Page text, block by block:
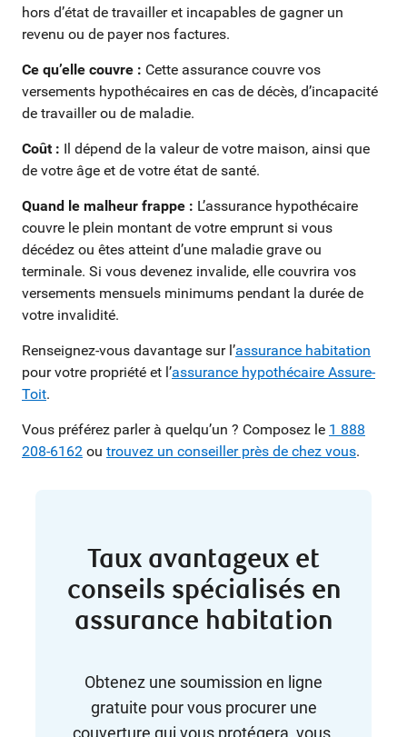
hors d’état de travailler et incapables de gagner un
revenu ou de payer nos factures.
Ce qu’elle couvre : Cette assurance couvre vos
versements hypothécaires en cas de décès, d’incapacité
de travailler ou de maladie.
Coût : Il dépend de la valeur de votre maison, ainsi que
de votre âge et de votre état de santé.
Quand le malheur frappe : L’assurance hypothécaire
couvre le plein montant de votre emprunt si vous
décédez ou êtes atteint d’une maladie grave ou
terminale. Si vous devenez invalide, elle couvrira vos
versements mensuels minimums pendant la durée de
votre invalidité.
Renseignez-vous davantage sur l’assurance habitation
pour votre propriété et l’assurance hypothécaire Assure-
Toit.
Vous préférez parler à quelqu’un ? Composez le 1 888
208-6162 ou trouvez un conseiller près de chez vous.
Taux avantageux et
conseils spécialisés en
assurance habitation
Obtenez une soumission en ligne
gratuite pour vous procurer une
couverture qui vous protégera, vous,